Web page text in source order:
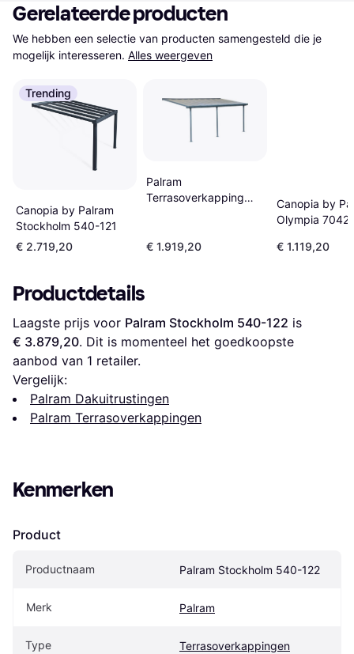
Gerelateerde producten
We hebben een selectie van producten samengesteld die je
mogelijk interesseren. Alles weergeven
Trending
Canopia by Palram
Stockholm 540-121
€ 2.719,20
Palram
Terrasoverkapping
€ 1.919,20
Canopia by
Olympia
€ 1.119,20
Productdetails
Laagste prijs voor Palram Stockholm 540-122
€ 3.879,20. Dit is momenteel het goedkoopste
aanbod van 1 retailer.
Vergelijk:
Palram Dakuitrustingen
Palram Terrasoverkappingen
Kenmerken
Product
Productnaam Palram Stockholm 540-122
Merk Palram
Type Terrasoverkappingen